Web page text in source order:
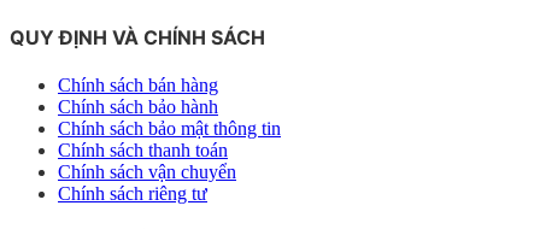
QUY ĐỊNH VÀ CHÍNH SÁCH
Chính sách bán hàng
Chính sách bảo hành
Chính sách bảo mật thông tin
Chính sách thanh toán
Chính sách vận chuyển
Chính sách riêng tư